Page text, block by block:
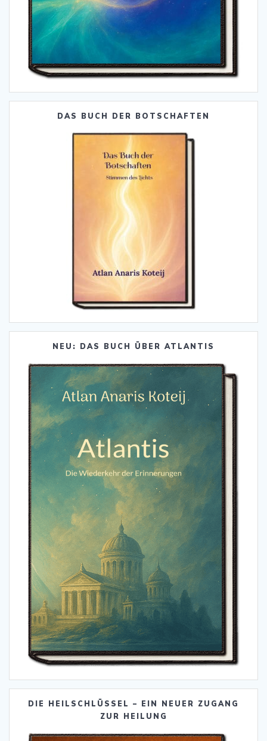
DAS BUCH DER BOTSCHAFTEN
NEU: DAS BUCH ÜBER ATLANTIS
DIE HEILSCHLÜSSEL – EIN NEUER ZUGANG
ZUR HEILUNG